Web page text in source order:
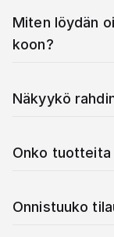
Miten löydän
koon?
Näkyykö
Onko
Onnistuuko